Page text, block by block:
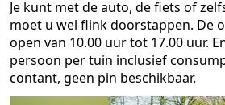
Je kunt met de auto, de fiets of
moet u wel flink doorstappen. De
open van 10.00 uur tot 17.00 uur.
persoon per tuin inclusief
contant, geen pin beschikbaar.